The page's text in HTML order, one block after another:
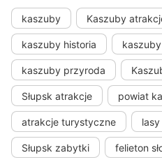
kaszuby Kaszuby
kaszuby historia
kaszuby przyroda
Słupsk atrakcje powiat
atrakcje turystyczne
Słupsk zabytki felieton